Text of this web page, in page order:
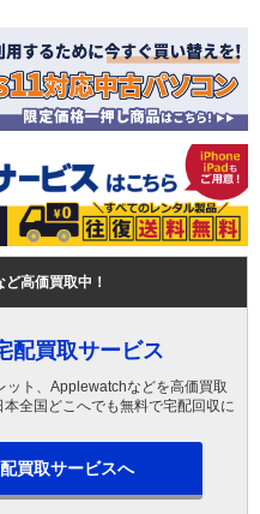
高価買取中！
配買取サービス
ット、Applewatchなどを高価買取
全国どこへでも無料で宅配回収に
買取サービスへ